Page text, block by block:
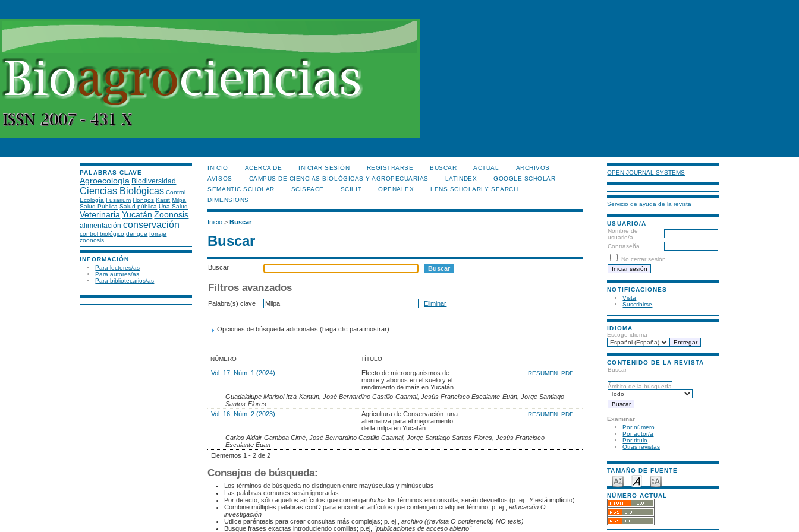
PALABRAS CLAVE
Agroecología Biodiversidad
Ciencias Biológicas Control
Ecología Fusarium Hongos Karst Milpa
Salud Pública Salud pública Una Salud
Veterinaria Yucatán Zoonosis
alimentación conservación
control biológico dengue forraje
zoonosis
INFORMACIÓN
Para lectores/as
Para autores/as
Para bibliotecarios/as
OPEN JOURNAL SYSTEMS
Servicio de ayuda de la revista
USUARIO/A
Nombre de
usuario/a
Contraseña
No cerrar sesión
NOTIFICACIONES
Vista
Suscribirse
IDIOMA
Escoge idioma
CONTENIDO DE LA REVISTA
Buscar
Ámbito de la búsqueda
Examinar
Por número
Por autor/a
Por título
Otras revistas
TAMAÑO DE FUENTE
NÚMERO ACTUAL
INICIO ACERCA DE INICIAR SESIÓN REGISTRARSE BUSCAR ACTUAL
ARCHIVOS
AVISOS
CAMPUS DE CIENCIAS BIOLÓGICAS Y AGROPECUARIAS LATINDEX
GOOGLE SCHOLAR
SEMANTIC SCHOLAR
SCISPACE SCILIT OPENALEX
LENS SCHOLARLY SEARCH
DIMENSIONS
Inicio >Buscar
Buscar
Buscar
Filtros avanzados
Palabra(s) clave Eliminar
Opciones de búsqueda adicionales (haga clic para mostrar)
NÚMERO TÍTULO
Vol. 17, Núm. 1 (2024)
Efecto de microorganismos de
monte y abonos en el suelo y el
rendimiento de maíz en Yucatán
RESUMEN PDF
Guadalalupe Marisol Itzá-Kantún, José Bernardino Castillo-Caamal, Jesús Francisco Escalante-Euán, Jorge Santiago
Santos-Flores
Vol. 16, Núm. 2 (2023)
Agricultura de Conservación: una
alternativa para el mejoramiento
de la milpa en Yucatán
RESUMEN PDF
Carlos Aldair Gamboa Cimé, José Bernardino Castillo Caamal, Jorge Santiago Santos Flores, Jesús Francisco
Escalante Euan
Elementos 1 - 2 de 2
Consejos de búsqueda:
Los términos de búsqueda no distinguen entre mayúsculas y minúsculas
Las palabras comunes serán ignoradas
Por defecto, sólo aquellos artículos que contengantodos los términos en consulta, serán devueltos (p. ej.: Yestá implícito)
Combine múltiples palabras conO para encontrar artículos que contengan cualquier término; p. ej.,educación O
investigación
Utilice paréntesis para crear consultas más complejas; p. ej.,archivo ((revista O conferencia) NO tesis)
Busque frases exactas introduciendo comillas; p.ej, "publicaciones de acceso abierto"